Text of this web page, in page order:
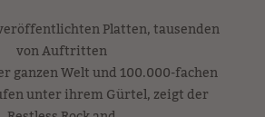
Platten, tausenden
von Auftritten
ganzen Welt und 100.000-fachen
unter ihrem Gürtel, zeigt der